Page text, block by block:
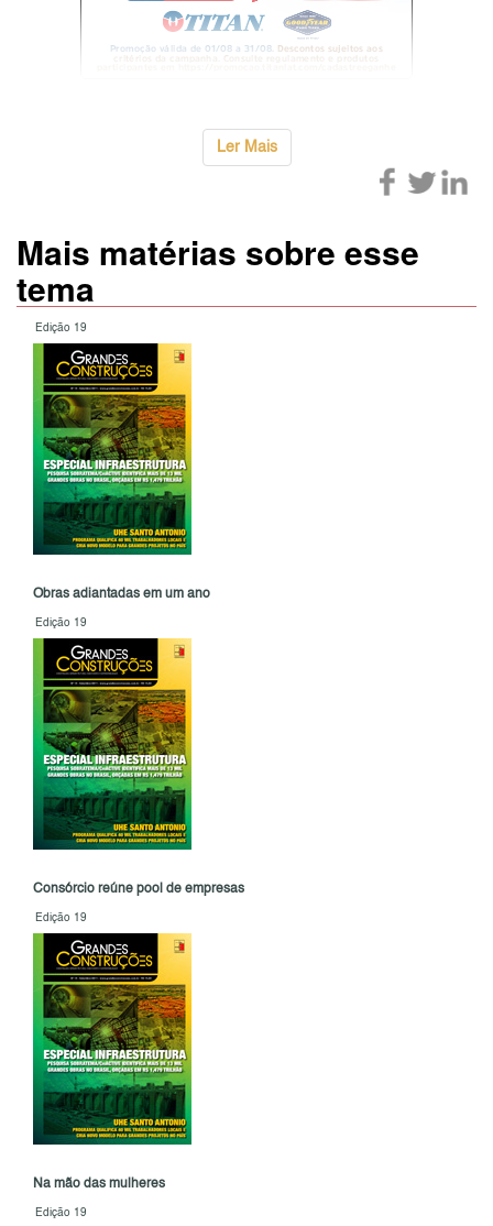
Ler Mais
Mais matérias sobre esse
tema
Edição 19
Obras adiantadas em um ano
Edição 19
Consórcio reúne pool de empresas
Edição 19
Na mão das mulheres
Edição 19